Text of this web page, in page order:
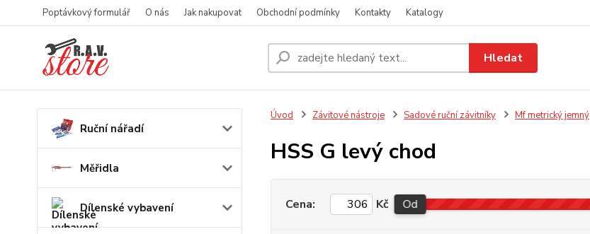
Poptávkový formulář O nás Jak nakupovat Obchodní podmínky Kontakty Katalogy
Hledat
Ruční nářadí
Měřidla
Dílenské vybavení
Úvod Závitové nástroje Sadové ruční závitníky Mf metrický jemný
HSS G levý chod
Cena: Kč Od